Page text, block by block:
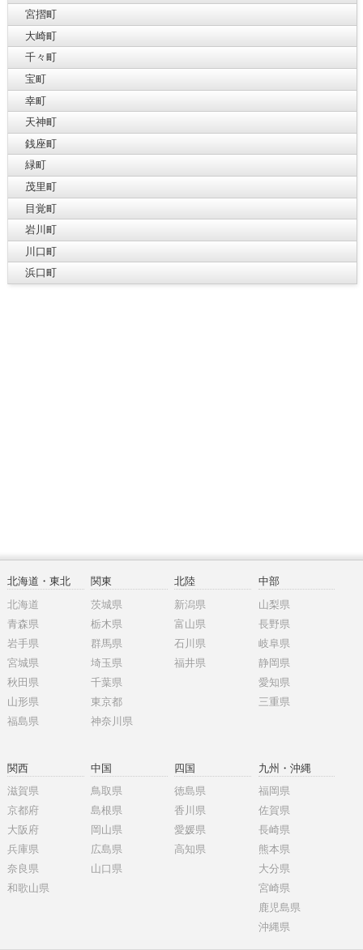
宮摺町
大崎町
千々町
宝町
幸町
天神町
銭座町
緑町
茂里町
目覚町
岩川町
川口町
浜口町
北海道・東北
北海道
青森県
岩手県
宮城県
秋田県
山形県
福島県
関東
茨城県
栃木県
群馬県
埼玉県
千葉県
東京都
神奈川県
北陸
新潟県
富山県
石川県
福井県
中部
山梨県
長野県
岐阜県
静岡県
愛知県
三重県
関西
滋賀県
京都府
大阪府
兵庫県
奈良県
和歌山県
中国
鳥取県
島根県
岡山県
広島県
山口県
四国
徳島県
香川県
愛媛県
高知県
九州・沖縄
福岡県
佐賀県
長崎県
熊本県
大分県
宮崎県
鹿児島県
沖縄県